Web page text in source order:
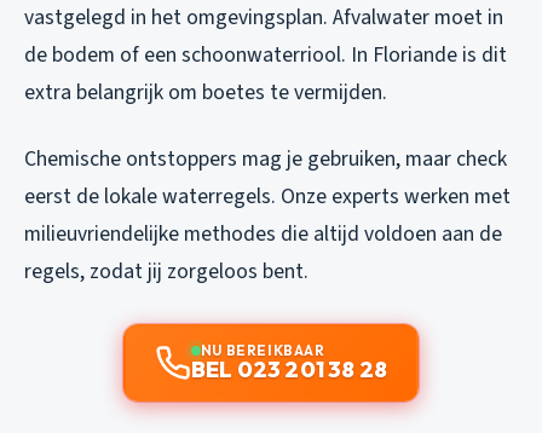
vastgelegd in het omgevingsplan. Afvalwater moet in
de bodem of een schoonwaterriool. In Floriande is dit
extra belangrijk om boetes te vermijden.
Chemische ontstoppers mag je gebruiken, maar check
eerst de lokale waterregels. Onze experts werken met
milieuvriendelijke methodes die altijd voldoen aan de
regels, zodat jij zorgeloos bent.
NU BEREIKBAAR
BEL 023 201 38 28